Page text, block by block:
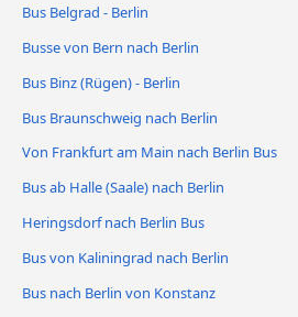
Bus Belgrad - Berlin
Busse von Bern nach Berlin
Bus Binz (Rügen) - Berlin
Bus Braunschweig nach Berlin
Von Frankfurt am Main nach Berlin Bus
Bus ab Halle (Saale) nach Berlin
Heringsdorf nach Berlin Bus
Bus von Kaliningrad nach Berlin
Bus nach Berlin von Konstanz